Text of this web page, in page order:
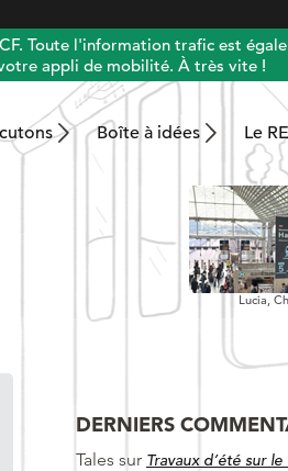
Toute l'information trafic est
appli de mobilité. À très vite !
Boîte à idées Le
Lucia,
DERNIERS
Tales sur Travaux d’été sur